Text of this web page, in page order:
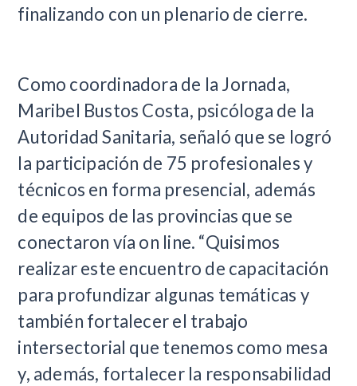
finalizando con un plenario de cierre.
Como coordinadora de la Jornada,
Maribel Bustos Costa, psicóloga de la
Autoridad Sanitaria, señaló que se logró
la participación de 75 profesionales y
técnicos en forma presencial, además
de equipos de las provincias que se
conectaron vía on line. “Quisimos
realizar este encuentro de capacitación
para profundizar algunas temáticas y
también fortalecer el trabajo
intersectorial que tenemos como mesa
y, además, fortalecer la responsabilidad